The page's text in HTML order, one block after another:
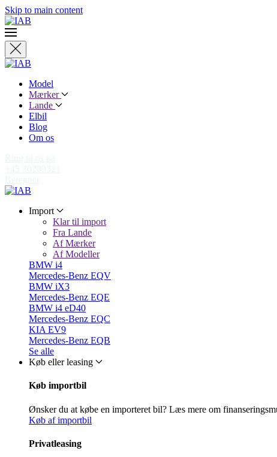
Skip to main content
Model
Mærker
Lande
Elbil
Blog
Om os
Import
Klar til import
Fra Lande
Af Mærker
Af Modeller
BMW i4
Mercedes-Benz EQV
BMW iX3
Mercedes-Benz EQE
BMW i4 eD40
Mercedes-Benz EQC
KIA EV9
Mercedes-Benz EQB
Se alle
Køb eller leasing
Køb importbil
Ønsker du at købe en importeret bil? Læs mere om
Køb af importbil
Privatleasing